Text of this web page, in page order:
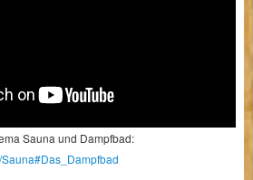
Sauna und Dampfbad: